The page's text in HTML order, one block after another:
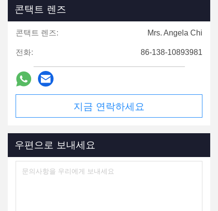
콘택트 렌즈
콘택트 렌즈: Mrs. Angela Chi
전화: 86-138-10893981
지금 연락하세요
우편으로 보내세요